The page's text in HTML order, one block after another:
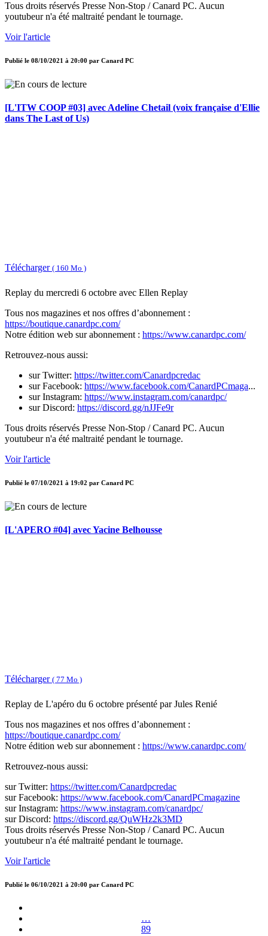
Tous droits réservés Presse Non-Stop / Canard PC. Aucun
youtubeur n'a été maltraité pendant le tournage.
Voir l'article
Publié le 08/10/2021 à 20:00 par Canard PC
[L'ITW COOP #03] avec Adeline Chetail (voix française d'Ellie
dans The Last of Us)
Télécharger ( 160 Mo )
Replay du mercredi 6 octobre avec Ellen Replay
Tous nos magazines et nos offres d’abonnement :
https://boutique.canardpc.com/
Notre édition web sur abonnement : https://www.canardpc.com/
Retrouvez-nous aussi:
sur Twitter: https://twitter.com/Canardpcredac
sur Facebook: https://www.facebook.com/CanardPCmaga...
sur Instagram: https://www.instagram.com/canardpc/
sur Discord: https://discord.gg/nJJFe9r
Tous droits réservés Presse Non-Stop / Canard PC. Aucun
youtubeur n'a été maltraité pendant le tournage.
Voir l'article
Publié le 07/10/2021 à 19:02 par Canard PC
[L'APERO #04] avec Yacine Belhousse
Télécharger ( 77 Mo )
Replay de L'apéro du 6 octobre présenté par Jules Renié
Tous nos magazines et nos offres d’abonnement :
https://boutique.canardpc.com/
Notre édition web sur abonnement : https://www.canardpc.com/
Retrouvez-nous aussi:
sur Twitter: https://twitter.com/Canardpcredac
sur Facebook: https://www.facebook.com/CanardPCmagazine
sur Instagram: https://www.instagram.com/canardpc/
sur Discord: https://discord.gg/QuWHz2k3MD
Tous droits réservés Presse Non-Stop / Canard PC. Aucun
youtubeur n'a été maltraité pendant le tournage.
Voir l'article
Publié le 06/10/2021 à 20:00 par Canard PC
…
89